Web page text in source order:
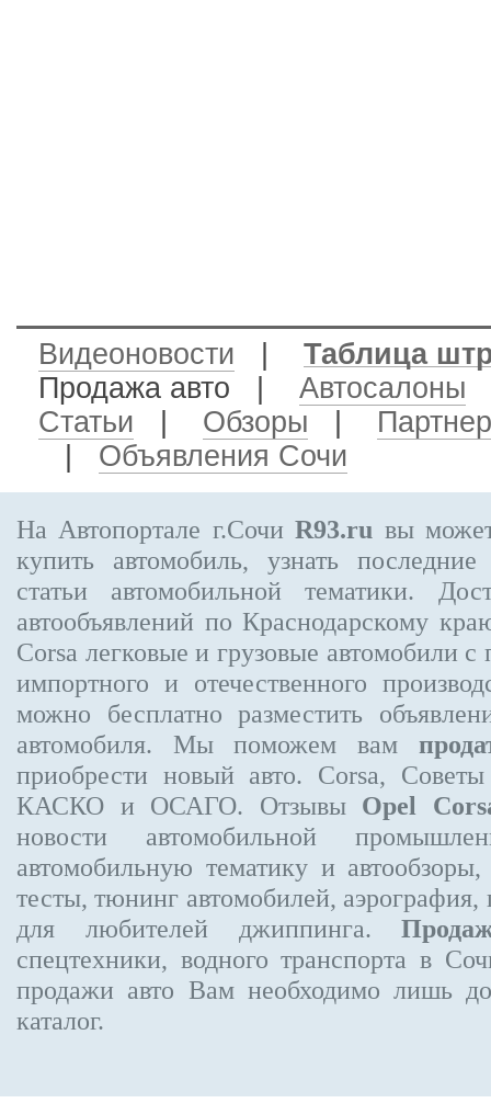
Видеоновости
Таблица
Продажа авто
Автосалоны
Статьи
Обзоры
Объявления Сочи
На Автопортале г.СочиR93.ru вы
купить автомобиль, узнать
статьи автомобильной тематики.
автообъявлений по Краснодарскому
Corsa легковые и грузовые автомобили с
импортного и отечественного
можно бесплатно разместить
автомобиля. Мы поможем вам
приобрести новый авто. Corsa,
КАСКО и ОСАГО. Отзывы Opel
новости автомобильной
автомобильную тематику и
тесты, тюнинг автомобилей,
для любителей джиппинга.
спецтехники, водного транспорта в
продажи авто Вам необходимо лишь
каталог.